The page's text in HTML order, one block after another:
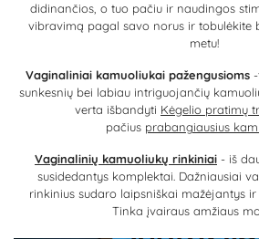
didinančios, o tuo pačiu ir naudingos
vibravimą pagal savo norus ir tobulėkite
metu!
Vaginaliniai kamuoliukai pažengusioms
sunkesnių bei labiau intriguojančių
verta išbandyti Kėgelio pratimų
pačius prabangiausius
Vaginalinių kamuoliukų rinkiniai - iš
susidedantys komplektai. Dažniausiai
rinkinius sudaro laipsniškai mažėjantys
Tinka įvairaus amžiaus